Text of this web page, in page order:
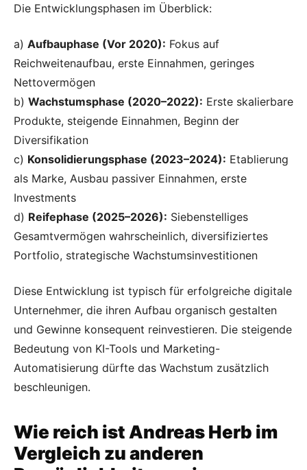
Die Entwicklungsphasen im Überblick:
a) Aufbauphase (Vor 2020): Fokus auf
Reichweitenaufbau, erste Einnahmen, geringes
Nettovermögen
b) Wachstumsphase (2020–2022): Erste skalierbare
Produkte, steigende Einnahmen, Beginn der
Diversifikation
c) Konsolidierungsphase (2023–2024): Etablierung
als Marke, Ausbau passiver Einnahmen, erste
Investments
d) Reifephase (2025–2026): Siebenstelliges
Gesamtvermögen wahrscheinlich, diversifiziertes
Portfolio, strategische Wachstumsinvestitionen
Diese Entwicklung ist typisch für erfolgreiche digitale
Unternehmer, die ihren Aufbau organisch gestalten
und Gewinne konsequent reinvestieren. Die steigende
Bedeutung von KI-Tools und Marketing-
Automatisierung dürfte das Wachstum zusätzlich
beschleunigen.
Wie reich ist Andreas Herb im
Vergleich zu anderen